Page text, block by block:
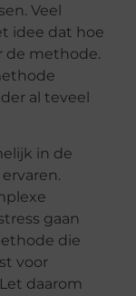
Veel
idee dat hoe
de methode.
al teveel
in de
gaan
die
voor
daarom